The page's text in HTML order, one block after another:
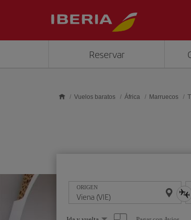
Reservar
Vuelos baratos África Marruecos
ORIGEN